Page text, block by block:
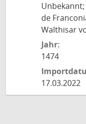
de
Walthisar
Jahr:
1474
17.03.2022